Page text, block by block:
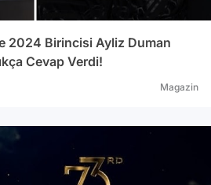
2024 Birincisi Ayliz Duman
Cevap Verdi!
Magazin